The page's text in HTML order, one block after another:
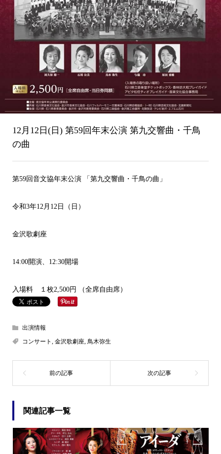
12月12日(日) 第59回年末公演 第九交響曲・千鳥
の曲
第59回音文協年末公演 「第九交響曲・千鳥の曲」
令和3年12月12日（日）
金沢歌劇座
14:00開演、12:30開場
入場料 １枚2,500円 （全席自由席）
出演情報
コンサート , 金沢歌劇座, 鳥木弥生
関連記事一覧